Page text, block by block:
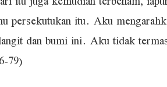
persekutukan itu. Aku
dan bumi ini. Aku tidak
79)